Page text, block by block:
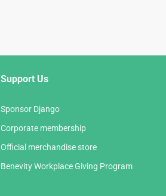
Support Us
Sponsor Django
Corporate membership
Official merchandise store
Benevity Workplace Giving Program